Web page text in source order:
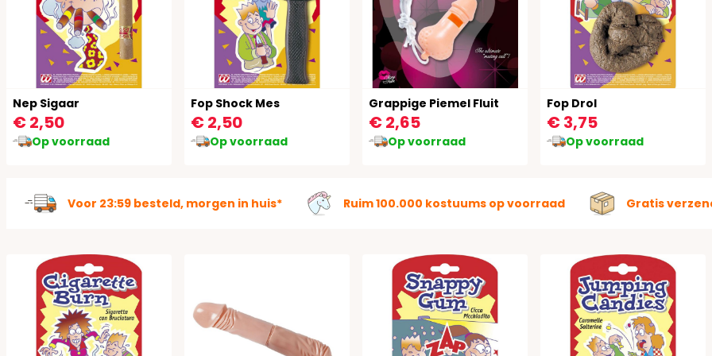
Nep Sigaar
€ 2,50
Op voorraad
Fop Shock Mes
€ 2,50
Op voorraad
Grappige Piemel Fluit
€ 2,65
Op voorraad
Fop Drol
€ 3,75
Op voorraad
Voor 23:59 besteld, morgen in huis* Ruim 100.000 kostuums op voorraad Gratis